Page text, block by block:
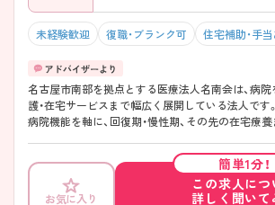
未経験歓迎 復職・ブランク可 住宅補助・手当
名古屋市南部を拠点とする医療法人名南会は、病
護・在宅サービスまで幅広く展開している法人です
病院機能を軸に、回復期・慢性期、その先の在宅療
退院後の生活までを見据えた関わりができる点は、
ってきた名南会ならではです。働き方も成長も大切
型の医療法人です！年間休日120日以上／託児あり
など福利厚生抜群＆子育てとの両立も可能です♪
お気に入り
簡単1分！
この求人につ
詳しく聞いて